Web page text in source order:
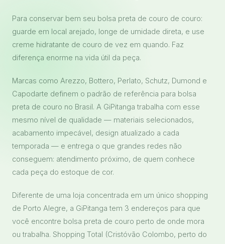
Para conservar bem seu bolsa preta de couro de couro:
guarde em local arejado, longe de umidade direta, e use
creme hidratante de couro de vez em quando. Faz
diferença enorme na vida útil da peça.
Marcas como Arezzo, Bottero, Perlato, Schutz, Dumond e
Capodarte definem o padrão de referência para bolsa
preta de couro no Brasil. A GiPitanga trabalha com esse
mesmo nível de qualidade — materiais selecionados,
acabamento impecável, design atualizado a cada
temporada — e entrega o que grandes redes não
conseguem: atendimento próximo, de quem conhece
cada peça do estoque de cor.
Diferente de uma loja concentrada em um único shopping
de Porto Alegre, a GiPitanga tem 3 endereços para que
você encontre bolsa preta de couro perto de onde mora
ou trabalha. Shopping Total (Cristóvão Colombo, perto do